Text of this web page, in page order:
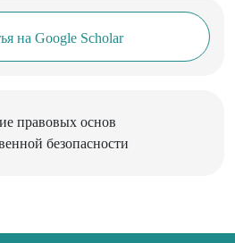
на Google Scholar